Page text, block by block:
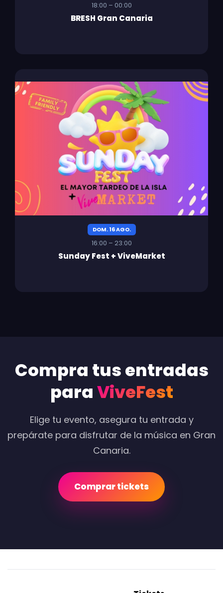
18:00 – 00:00
BRESH Gran Canaria
DOM. 16 AGO.
16:00 – 23:00
Sunday Fest + ViveMarket
Compra tus entradas
paraViveFest
Elige tu evento, asegura tu entrada y
prepárate para disfrutar de la música en Gran
Canaria.
Comprar tickets